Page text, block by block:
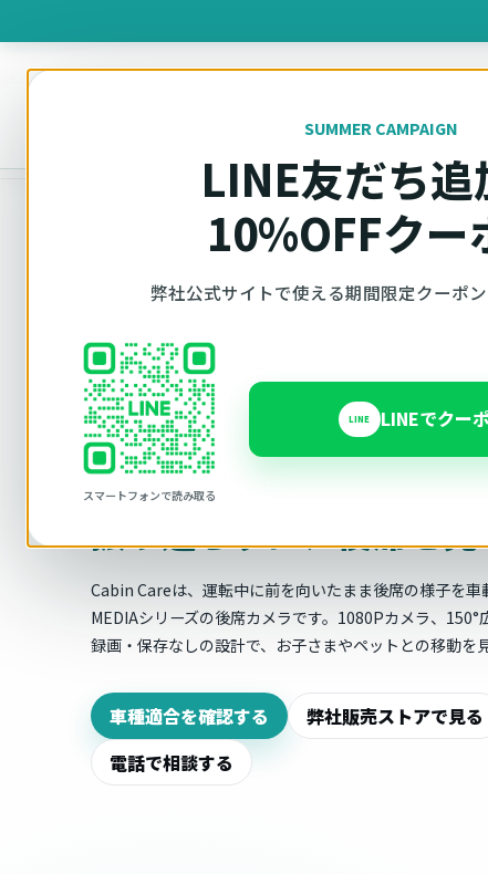
SUMMER CAMPAIGN
LINE友だち追
10%OFFクー
弊社公式サイトで使える期間限定クーポン
スマートフォンで読み取る
LINE LINEでクー
製品を
Ottocast正規販売代理店 Azgate株式会社
Cabin Care
振り返らずに、後席を
Cabin Careは、運転中に前を向いたまま後席の様子を車
MEDIAシリーズの後席カメラです。1080Pカメラ、150°
録画・保存なしの設計で、お子さまやペットとの移動を
車種適合を確認する
弊社販売ストアで見る
電話で相談する